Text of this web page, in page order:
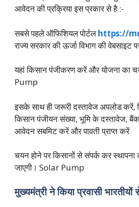
आवेदन की प्रक्रिया इस प्रकार से है :-
सबसे पहले ऑफिशियल पोर्टलhttps://
राज्य सरकार की ऊर्जा विभाग की वेबसाइट
यहां किसान पंजीकरण करें और योजना का
Pump
इसके साथ ही जरूरी दस्तावेज अपलोड करें,
किसान पंजीयन संख्या, भूमि के दस्तावेज,
आवेदन सबमिट करें और पावती प्राप्त करें
चयन होने पर किसानों से संपर्क कर
जाएगी। Solar Pump
मुख्यमंत्री ने किया प्रवासी